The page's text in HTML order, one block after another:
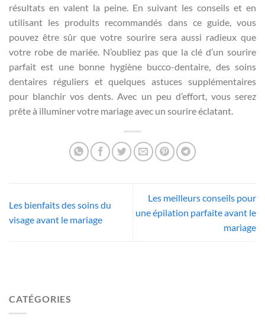
résultats en valent la peine. En suivant les conseils et en
utilisant les produits recommandés dans ce guide, vous
pouvez être sûr que votre sourire sera aussi radieux que
votre robe de mariée. N’oubliez pas que la clé d’un sourire
parfait est une bonne hygiène bucco-dentaire, des soins
dentaires réguliers et quelques astuces supplémentaires
pour blanchir vos dents. Avec un peu d’effort, vous serez
prête à illuminer votre mariage avec un sourire éclatant.
Les bienfaits des soins du
visage avant le mariage
Les meilleurs conseils pour
une épilation parfaite avant le
mariage
CATÉGORIES